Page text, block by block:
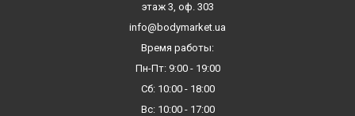
этаж 3, оф. 303
info@bodymarket.ua
Время работы:
Пн-Пт: 9:00 - 19:00
Сб: 10:00 - 18:00
Вс: 10:00 - 17:00